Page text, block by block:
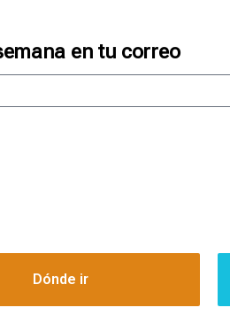
en tu correo
Dónde ir